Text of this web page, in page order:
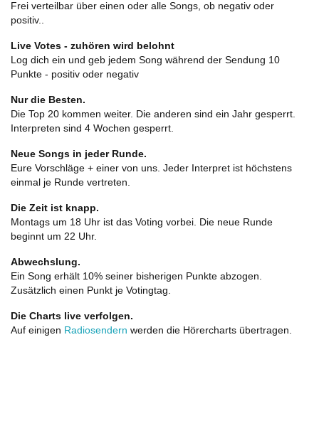
Frei verteilbar über einen oder alle Songs, ob negativ oder
positiv..
Live Votes - zuhören wird belohnt
Log dich ein und geb jedem Song während der Sendung 10
Punkte - positiv oder negativ
Nur die Besten.
Die Top 20 kommen weiter. Die anderen sind ein Jahr gesperrt.
Interpreten sind 4 Wochen gesperrt.
Neue Songs in jeder Runde.
Eure Vorschläge + einer von uns. Jeder Interpret ist höchstens
einmal je Runde vertreten.
Die Zeit ist knapp.
Montags um 18 Uhr ist das Voting vorbei. Die neue Runde
beginnt um 22 Uhr.
Abwechslung.
Ein Song erhält 10% seiner bisherigen Punkte abzogen.
Zusätzlich einen Punkt je Votingtag.
Die Charts live verfolgen.
Auf einigen Radiosendern werden die Hörercharts übertragen.